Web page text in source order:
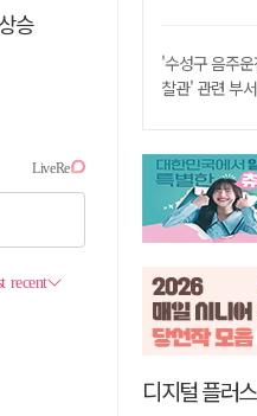
승
'수성구 음주
찰관' 관련 부
디지털 플러스